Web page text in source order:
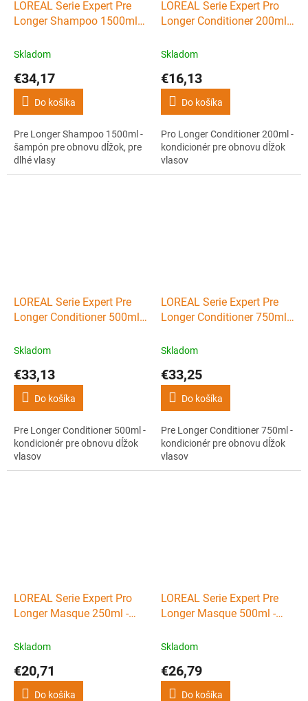
LOREAL Serie Expert Pre
Longer Shampoo 1500ml -
pre dlhé vlasy
Skladom
€34,17
Do košíka
Pre Longer Shampoo 1500ml -
šampón pre obnovu dĺžok, pre
dlhé vlasy
LOREAL Serie Expert Pro
Longer Conditioner 200ml -
dĺžok vlasov
Skladom
€16,13
Do košíka
Pro Longer Conditioner 200ml -
kondicionér pre obnovu dĺžok
vlasov
LOREAL Serie Expert Pre
Longer Conditioner 500ml -
dĺžok vlasov
Skladom
€33,13
Do košíka
Pre Longer Conditioner 500ml -
kondicionér pre obnovu dĺžok
vlasov
LOREAL Serie Expert Pre
Longer Conditioner 750ml -
dĺžok vlasov
Skladom
€33,25
Do košíka
Pre Longer Conditioner 750ml -
kondicionér pre obnovu dĺžok
vlasov
LOREAL Serie Expert Pro
Longer Masque 250ml -
pre dlhé vlasy
Skladom
€20,71
Do košíka
LOREAL Serie Expert Pre
Longer Masque 500ml -
pre dlhé vlasy
Skladom
€26,79
Do košíka